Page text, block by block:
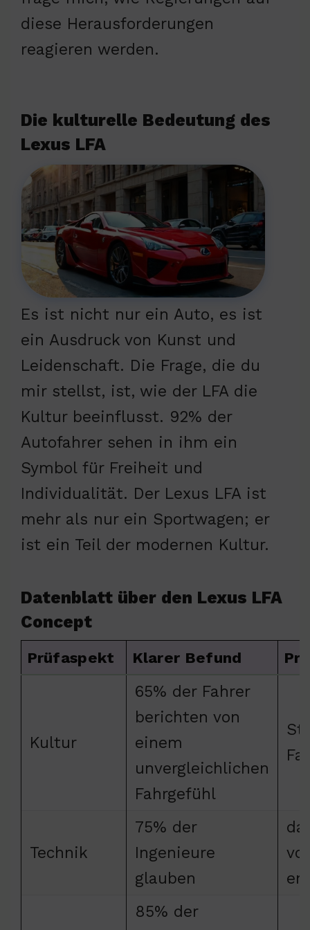
diese Herausforderungen
reagieren werden.
Die kulturelle Bedeutung des
Lexus LFA
Es ist nicht nur ein Auto, es ist
ein Ausdruck von Kunst und
Leidenschaft. Die Frage, die du
mir stellst, ist, wie der LFA die
Kultur beeinflusst. 92% der
Autofahrer sehen in ihm ein
Symbol für Freiheit und
Individualität. Der Lexus LFA ist
mehr als nur ein Sportwagen; er
ist ein Teil der modernen Kultur.
Datenblatt über den Lexus LFA
Concept
Prüfaspekt Klarer Befund
Kultur
65% der Fahrer
berichten von
einem
unvergleichlichen
Fahrgefühl
Technik
75% der
Ingenieure
glauben
85% der